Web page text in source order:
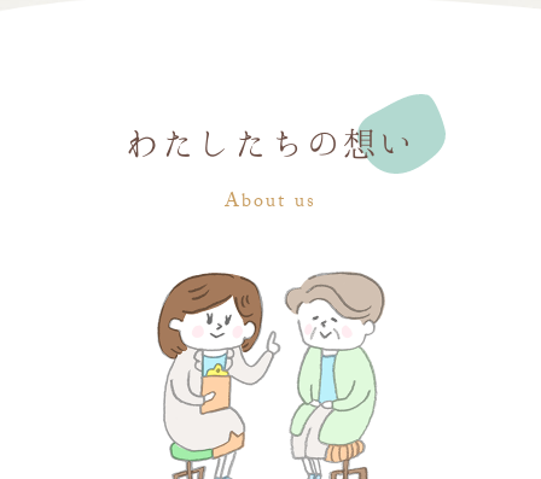
わたしたちの想い
About us